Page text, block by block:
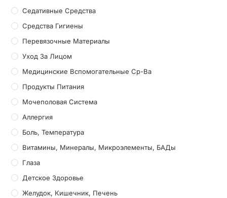
Седативные Средства
Средства Гигиены
Перевязочные Материалы
Уход За Лицом
Медицинские Вспомогательные Ср-Ва
Продукты Питания
Мочеполовая Система
Аллергия
Боль, Температура
Витамины, Минералы, Микроэлементы, БАДы
Глаза
Детское Здоровье
Желудок, Кишечник, Печень